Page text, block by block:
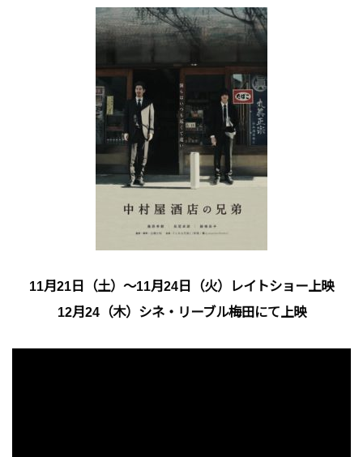
11月21日（土）～11月24日（火）レイトショー上映
12月24（木）シネ・リーブル梅田にて上映